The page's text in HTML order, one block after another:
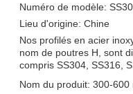
Numéro de modèle:
Lieu d'origine: Chine
Nos profilés en acier
nom de poutres H, sont
compris SS304, SS316,
Nom du produit: 300-600